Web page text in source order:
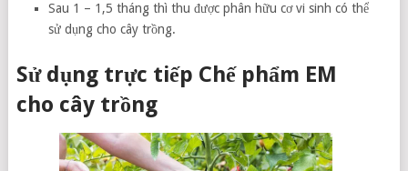
Sau 1 – 1,5 tháng thì thu được phân hữu cơ vi sinh có thể
sử dụng cho cây trồng.
Sử dụng trực tiếp Chế phẩm EM
cho cây trồng